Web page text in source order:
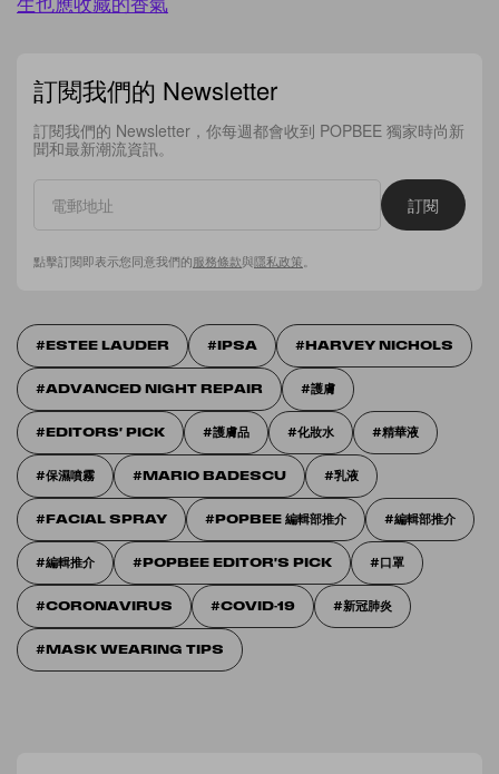
訂閱我們的 Newsletter
訂閱我們的 Newsletter，你每週都會收到 POPBEE 獨家時尚新
聞和最新潮流資訊。
訂閱
點擊訂閱即表示您同意我們的服務條款與隱私政策
ESTEE LAUDER IPSA HARVEY NICHOLS
ADVANCED NIGHT REPAIR 護膚
EDITORS' PICK 護膚品 化妝水 精華液
保濕噴霧 MARIO BADESCU 乳液
FACIAL SPRAY POPBEE 編輯部推介 編輯部推介
編輯推介 POPBEE EDITOR'S PICK 口罩
CORONAVIRUS COVID-19 新冠肺炎
MASK WEARING TIPS